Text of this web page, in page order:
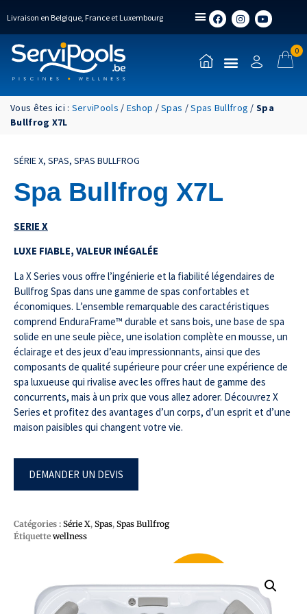
Livraison en Belgique, France et Luxembourg
0
Vous êtes ici : ServiPools / Eshop /Spas /Spas Bullfrog /Spa
Bullfrog X7L
SÉRIE X, SPAS, SPAS BULLFROG
Spa Bullfrog X7L
SERIE X
LUXE FIABLE, VALEUR INÉGALÉE
La X Series vous offre l’ingénierie et la fiabilité légendaires de
Bullfrog Spas dans une gamme de spas confortables et
économiques. L’ensemble remarquable des caractéristiques
comprend EnduraFrame™ durable et sans bois, une base de spa
solide en une seule pièce, une isolation complète en mousse, un
éclairage et des jeux d’eau impressionnants, ainsi que des
composants de qualité supérieure pour créer une expérience de
spa luxueuse qui rivalise avec les offres haut de gamme des
concurrents, mais à un prix que vous allez adorer. Découvrez X
Series et profitez des avantages d’un corps, d’un esprit et d’une
maison paisibles qui changent votre vie.
DEMANDER UN DEVIS
Catégories : Série X, Spas, Spas Bullfrog
Étiquette wellness